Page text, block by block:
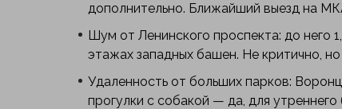
дополнительно. Ближайший выезд на
Шум от Ленинского проспекта: до него
этажах западных башен. Не критично,
Удаленность от больших парков:
прогулки с собакой — да, для